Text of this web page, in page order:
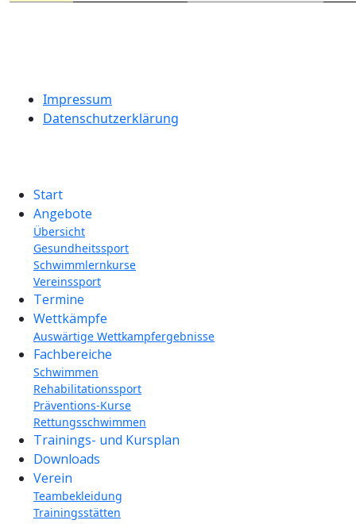
Impressum
Datenschutzerklärung
Start
Angebote
Übersicht
Gesundheitssport
Schwimmlernkurse
Vereinssport
Termine
Wettkämpfe
Auswärtige Wettkampfergebnisse
Fachbereiche
Schwimmen
Rehabilitationssport
Präventions-Kurse
Rettungsschwimmen
Trainings- und Kursplan
Downloads
Verein
Teambekleidung
Trainingsstätten